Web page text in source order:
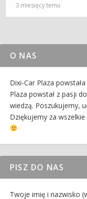
3 miesięcy temu
O NAS
Dixi-Car Plaza
Plaza powstał z pasji
wiedzą. Poszukujemy,
Dziękujemy za
PISZ DO NAS
Twoje imię i nazwisko